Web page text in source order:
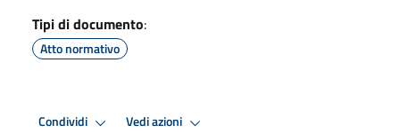
Tipi di documento:
Atto normativo
Condividi Vedi azioni